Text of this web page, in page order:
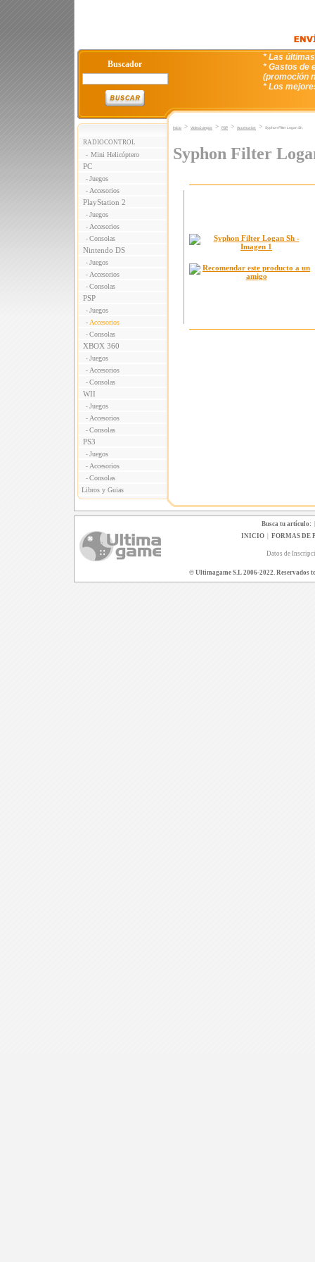
Buscador
* Las
* Gastos de
(promoción
* Los
RADIOCONTROL
- Mini Helicóptero
PC
- Juegos
- Accesorios
PlayStation 2
- Juegos
- Accesorios
- Consolas
Nintendo DS
- Juegos
- Accesorios
- Consolas
PSP
- Juegos
- Accesorios
- Consolas
XBOX 360
- Juegos
- Accesorios
- Consolas
WII
- Juegos
- Accesorios
- Consolas
PS3
- Juegos
- Accesorios
- Consolas
Libros y Guias
Inicio > VideoJuegos > PSP > Accesorios > Syphon Filter Logan Sh.
Syphon Filter
Busca tu artículo:
INICIO| FORMAS DE
Datos de
© Ultimagame S.L 2006-2022. Reservados